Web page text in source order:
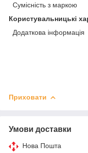
Сумісність з маркою
Користувальницькі
Додаткова інформація
Приховати
Умови доставки
Нова Пошта